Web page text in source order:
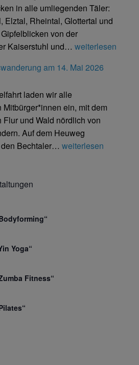
am
19.
Juli
2026
in alle umliegenden Täler:
Elztal, Rheintal, Glottertal und
von der
Kaiserstuhl und… Wanderung
21.
–
„Kandel
rundum“
weiterlesen
am 14. Mai 2026
laden wir alle
ein, mit dem
Flur und Wald nördlich von
Auf dem Heuweg
Bechtaler… weiterlesen
Yoga“
Fitness“